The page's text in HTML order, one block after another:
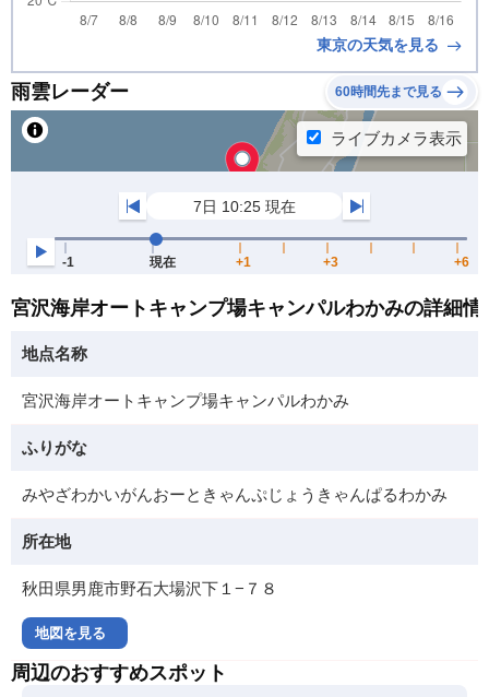
東京の天気を見る
雨雲レーダー 60時間先まで見る
宮沢海岸オートキャンプ場キャンパルわかみの詳細情
地点名称
宮沢海岸オートキャンプ場キャンパルわかみ
ふりがな
みやざわかいがんおーときゃんぷじょうきゃんぱるわかみ
所在地
秋田県男鹿市野石大場沢下１−７８
地図を見る
周辺のおすすめスポット